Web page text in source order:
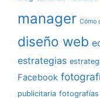
manager Cómo
diseño web
estrategias
Facebook
publicitaria fotografías